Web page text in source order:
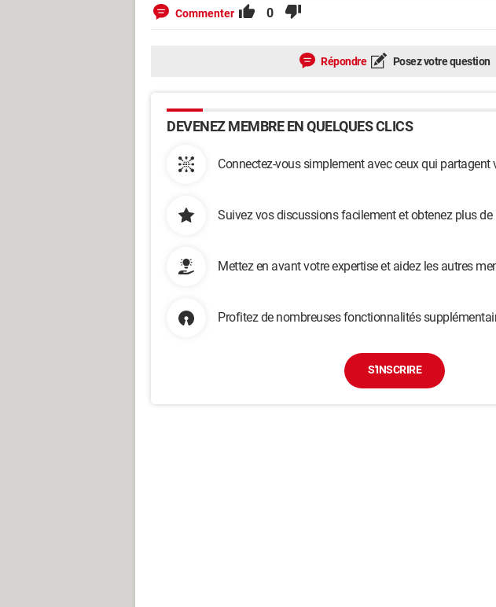
Commenter 0
Répondre Posez votre question
DEVENEZ MEMBRE EN QUELQUES CLICS
Connectez-vous simplement avec ceux qui partagent
Suivez vos discussions facilement et obtenez plus de
Mettez en avant votre expertise et aidez les autres
Profitez de nombreuses fonctionnalités
S'INSCRIRE